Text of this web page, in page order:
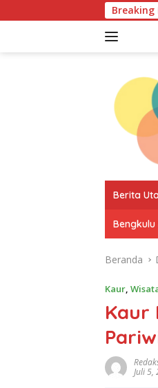
ke
Breaking
Berita
Bengkulu
Beranda
Kaur,
Kaur
Juli 5,